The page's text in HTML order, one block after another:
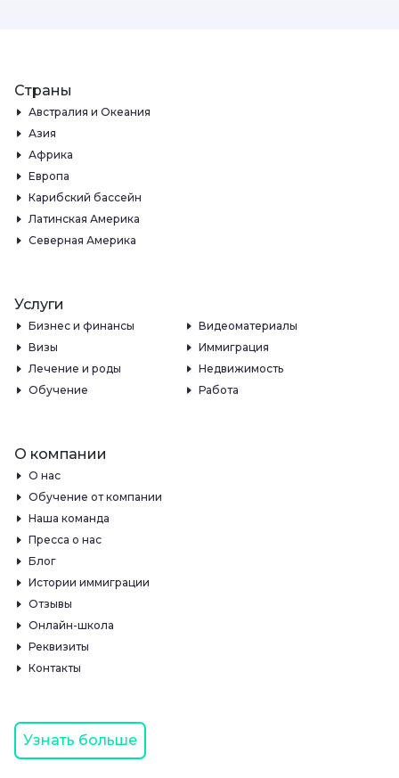
Страны
Австралия и Океания
Азия
Африка
Европа
Карибский бассейн
Латинская Америка
Северная Америка
Услуги
Бизнес и финансы
Видеоматериалы
Визы
Иммиграция
Лечение и роды
Недвижимость
Обучение
Работа
О компании
О нас
Обучение от компании
Наша команда
Пресса о нас
Блог
Истории иммиграции
Отзывы
Онлайн-школа
Реквизиты
Контакты
Узнать больше